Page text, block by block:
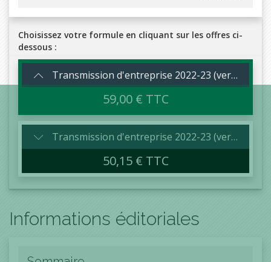
Choisissez votre formule en cliquant sur les offres ci-
dessous :
Transmission d'entreprise 2022-23 (version papier + numérique)
59,00 € TTC
Transmission d'entreprise 2022-23 (version numérique)
50,15 € TTC
Informations éditoriales